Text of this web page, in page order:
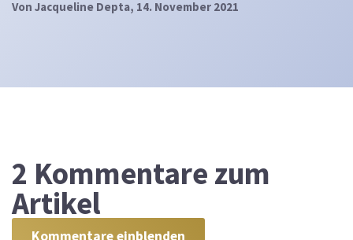
Von Jacqueline Depta, 14. November 2021
2 Kommentare zum
Artikel
Kommentare einblenden